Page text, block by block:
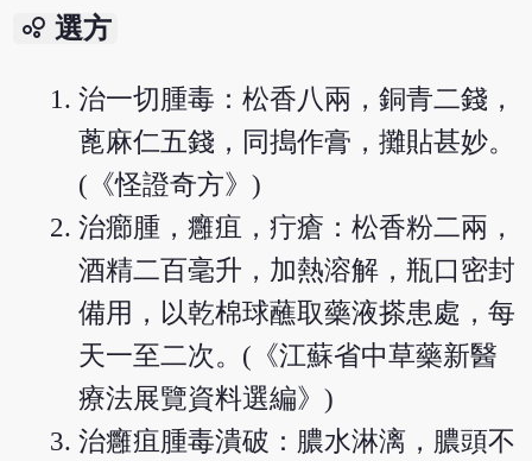
bubble_chart 選方
治一切腫毒：松香八兩，銅青二錢，
蓖麻仁五錢，同搗作膏，攤貼甚妙。
(《怪證奇方》)
治癤腫，癰疽，疔瘡：松香粉二兩，
酒精二百毫升，加熱溶解，瓶口密封
備用，以乾棉球蘸取藥液搽患處，每
天一至二次。(《江蘇省中草藥新醫
療法展覽資料選編》)
治癰疽腫毒潰破：膿水淋漓，膿頭不